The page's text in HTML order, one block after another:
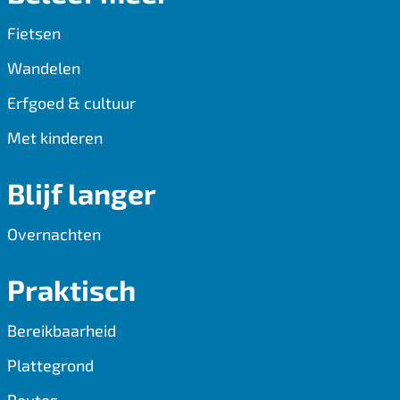
k
Fietsen
Wandelen
Erfgoed & cultuur
Met kinderen
Blijf langer
Overnachten
Praktisch
Bereikbaarheid
Plattegrond